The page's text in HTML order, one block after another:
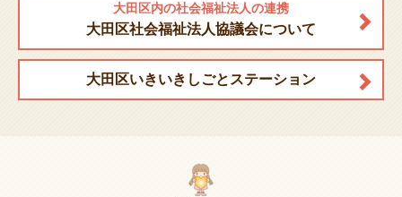
大田区内の社会福祉法人の連携
大田区社会福祉法人協議会について
大田区いきいきしごとステーション